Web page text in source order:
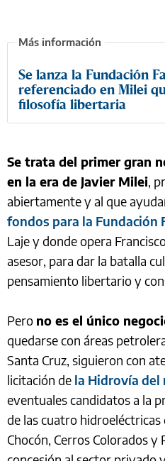
Se lanza la Fundación
referenciado en Milei
filosofía libertaria
Se trata del primer gran
en la era de Javier Milei,
abiertamente y al que
fondos para la Fundación
Laje y donde opera
asesor, para dar la batalla
pensamiento libertario y
Pero no es el único
quedarse con áreas
Santa Cruz, siguieron con
licitación de la Hidrovía del
eventuales candidatos a la
de las cuatro hidroeléctricas
Chocón, Cerros Colorados y